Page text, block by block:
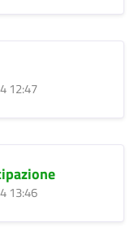
12:47
13:46